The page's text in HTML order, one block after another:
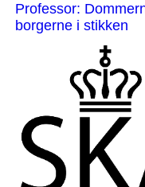
Professor:
borgerne i stikken